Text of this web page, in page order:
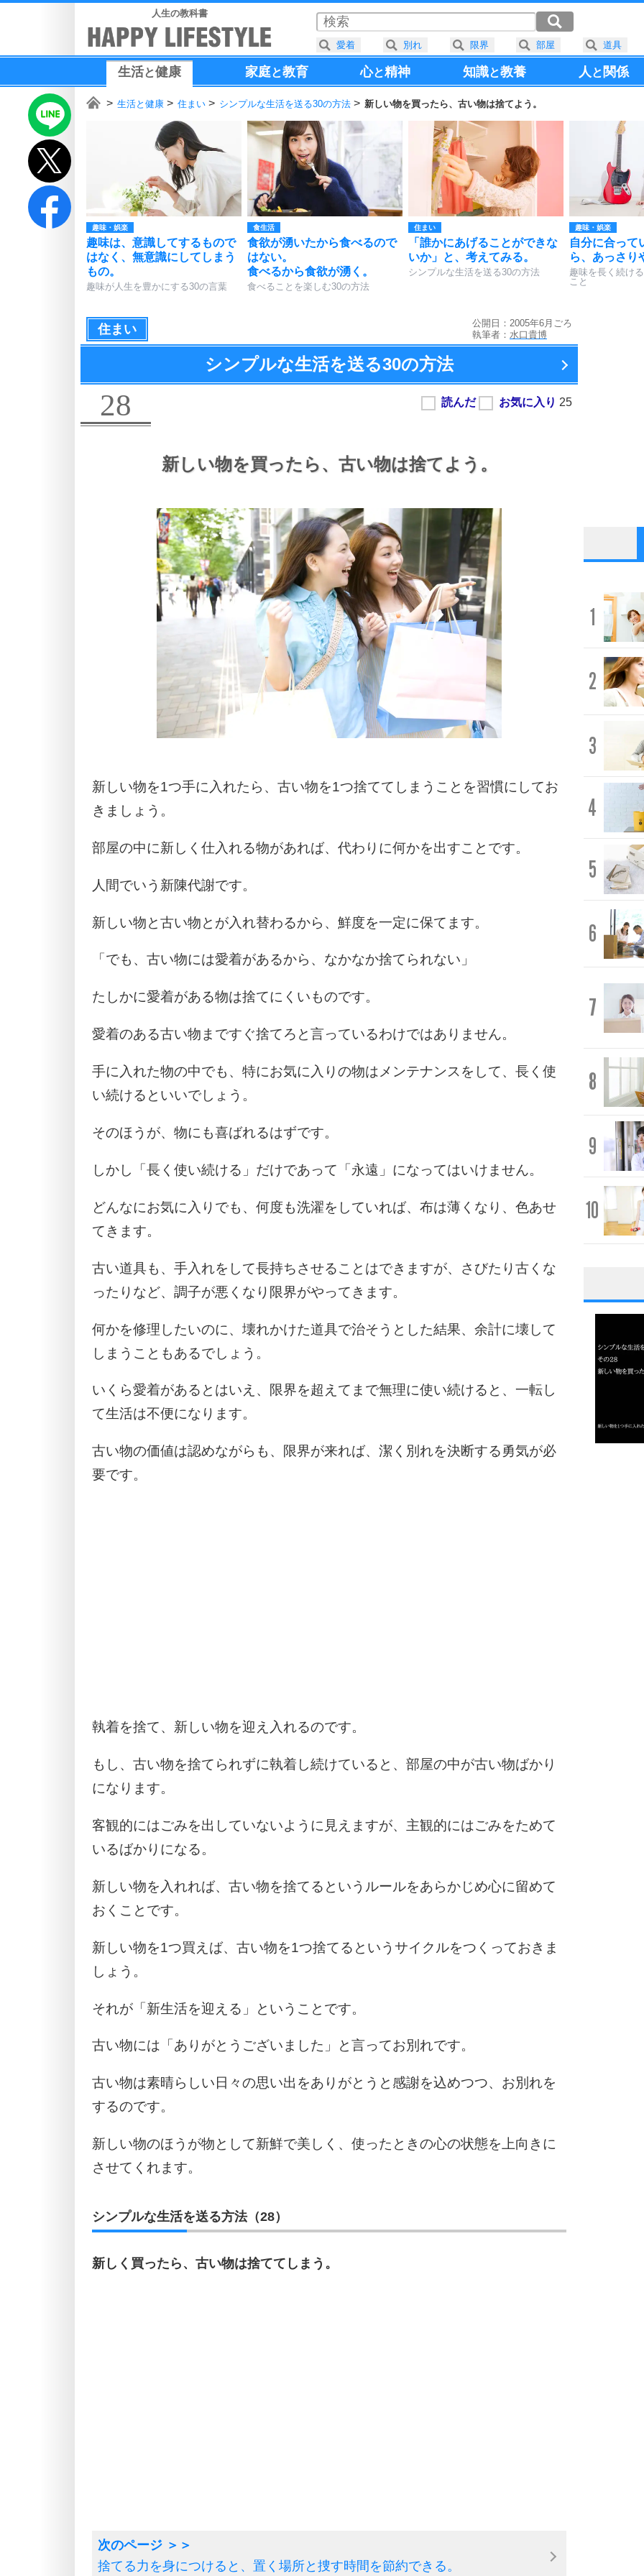
人生の教科書
生活と健康 家庭と教育 心と精神 知識と教養 人と 関係
生活と健康 住まい シンプルな生活を送る30の方法 新しい物を買ったら、古い物は捨てよう。
趣味・娯楽
趣味は、意識してするもので
はなく、無意識にしてしまう
もの。
趣味が人生を豊かにする30の言葉
食生活
食欲が湧いたから食べるので
はない。
食べるから食欲が湧く。
食べることを楽しむ30の方法
住まい
「誰かにあげることができな
いか」と、考えてみる。
シンプルな生活を送る30の方法
趣味・娯楽
自分に合って
ら、あっさり
趣味を長く続け
こと
住まい
公開日：2005年6月ごろ
執筆者： 水口貴博
シンプルな生活を送る30の方法
28
新しい物を買ったら、 古い物は捨てよう。
新しい物を1つ手に入れたら、古い物を1つ捨ててしまうことを習慣にしてお
きましょう。
部屋の中に新しく仕入れる物があれば、代わりに何かを出すことです。
人間でいう新陳代謝です。
新しい物と古い物とが入れ替わるから、鮮度を一定に保てます。
「でも、古い物には愛着があるから、なかなか捨てられない」
たしかに愛着がある物は捨てにくいものです。
愛着のある古い物まですぐ捨てろと言っているわけではありません。
手に入れた物の中でも、特にお気に入りの物はメンテナンスをして、長く使
い続けるといいでしょう。
そのほうが、物にも喜ばれるはずです。
しかし「長く使い続ける」だけであって「永遠」になってはいけません。
どんなにお気に入りでも、何度も洗濯をしていれば、布は薄くなり、色あせ
てきます。
古い道具も、手入れをして長持ちさせることはできますが、さびたり古くな
ったりなど、調子が悪くなり限界がやってきます。
何かを修理したいのに、壊れかけた道具で治そうとした結果、余計に壊して
しまうこともあるでしょう。
いくら愛着があるとはいえ、限界を超えてまで無理に使い続けると、一転し
て生活は不便になります。
古い物の価値は認めながらも、限界が来れば、潔く別れを決断する勇気が必
要です。
執着を捨て、新しい物を迎え入れるのです。
もし、古い物を捨てられずに執着し続けていると、部屋の中が古い物ばかり
になります。
客観的にはごみを出していないように見えますが、主観的にはごみをためて
いるばかりになる。
新しい物を入れれば、古い物を捨てるというルールをあらかじめ心に留めて
おくことです。
新しい物を1つ買えば、古い物を1つ捨てるというサイクルをつくっておきま
しょう。
それが「新生活を迎える」ということです。
古い物には「ありがとうございました」と言ってお別れです。
古い物は素晴らしい日々の思い出をありがとうと感謝を込めつつ、お別れを
するのです。
新しい物のほうが物として新鮮で美しく、使ったときの心の状態を上向きに
させてくれます。
シンプルな生活を送る方法（28）
新しく買ったら、古い物は捨ててしまう。
捨てる力を身につけると、置く場所と捜す時間を節約できる。
1
2
3
4
5
6
7
8
9
10
1
3
愛着 別れ 限界 部屋 道具